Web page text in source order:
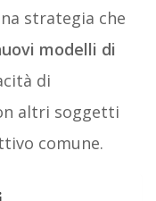
strategia che
modelli di
di
altri soggetti
comune.